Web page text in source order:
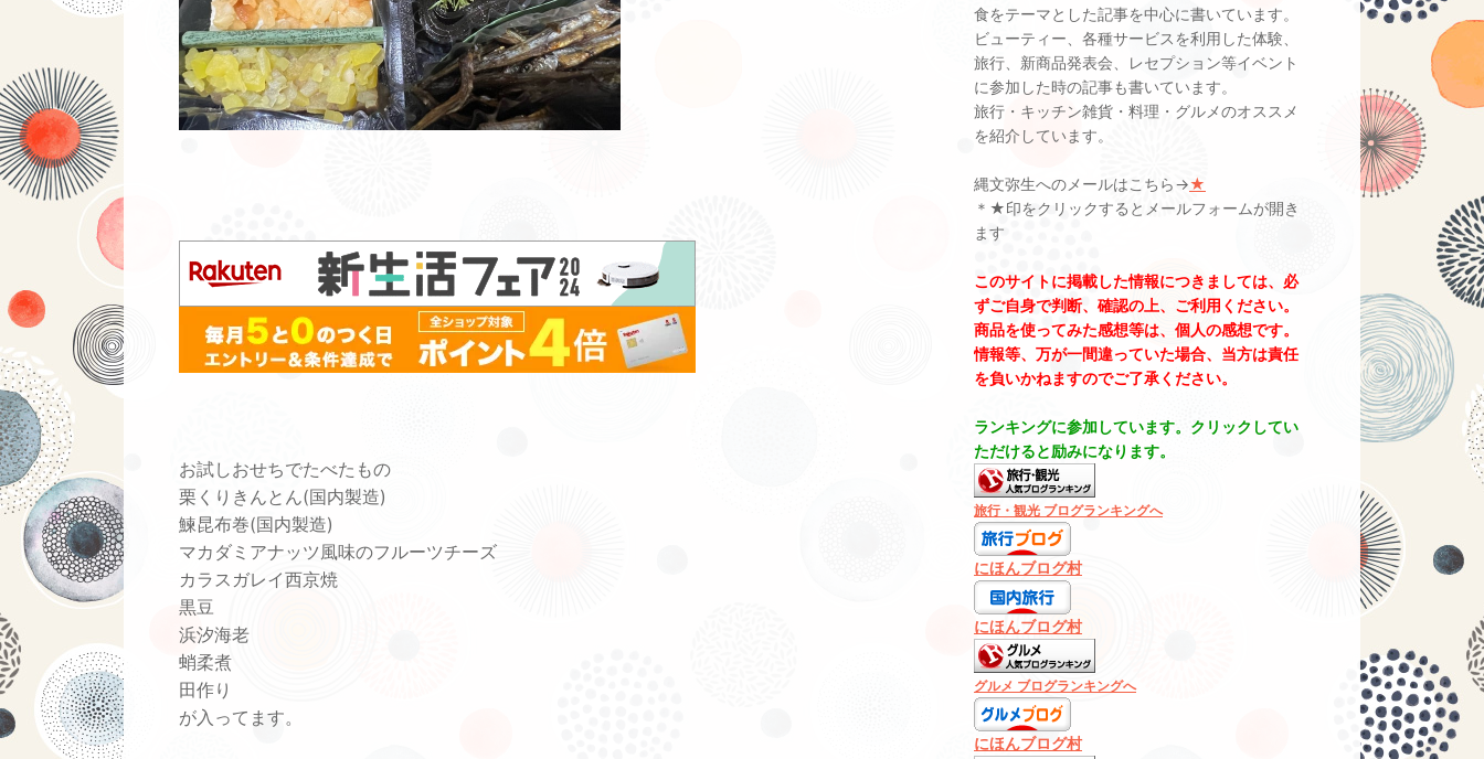
お試しおせちでたべたもの
栗くりきんとん(国内製造)
鰊昆布巻(国内製造)
マカダミアナッツ風味のフルーツチーズ
カラスガレイ西京焼
黒豆
浜汐海老
蛸柔煮
田作り
が入ってます。
食をテーマとした記事を中心に書いています。
ビューティー、各種サービスを利用した体験、
旅行、新商品発表会、レセプション等イベント
に参加した時の記事も書いています。
旅行・キッチン雑貨・料理・グルメのオススメ
を紹介しています。
縄文弥生へのメールはこちら→★
＊★印をクリックするとメールフォームが開き
ます
このサイトに掲載した情報につきましては、必
ずご自身で判断、確認の上、ご利用ください。
商品を使ってみた感想等は、個人の感想です。
情報等、万が一間違っていた場合、当方は責任
を負いかねますのでご了承ください。
ランキングに参加しています。クリックしてい
ただけると励みになります。
旅行・観光 ブログランキングへ
にほんブログ村
にほんブログ村
グルメ ブログランキングへ
にほんブログ村